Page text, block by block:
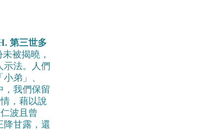
第三世多
被揭曉，
示法。人們
弟」、
，我們保留
，藉以說
波且曾
降甘露，還